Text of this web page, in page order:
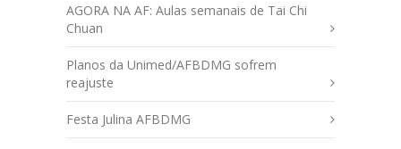
AGORA NA AF: Aulas semanais de Tai Chi
Chuan
Planos da Unimed/AFBDMG sofrem
reajuste
Festa Julina AFBDMG